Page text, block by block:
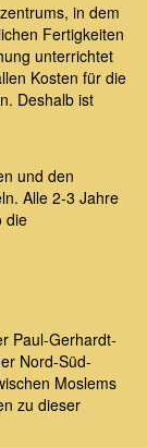
in dem
Fertigkeiten
unterrichtet
Kosten für die
Deshalb ist
und den
Alle 2-3 Jahre
die
Paul-Gerhardt-
Nord-Süd-
Moslems
zu dieser